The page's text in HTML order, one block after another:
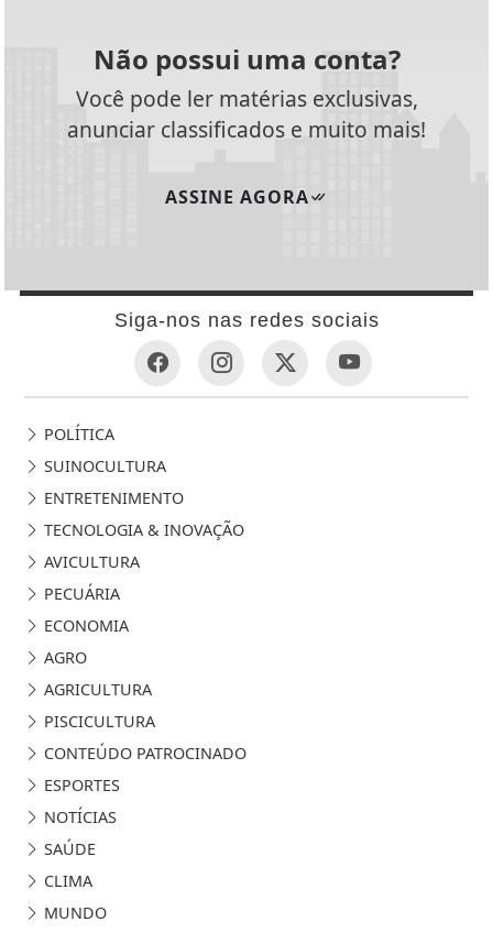
Não possui uma conta?
Você pode ler matérias exclusivas,
anunciar classificados e muito mais!
ASSINE AGORA
Siga-nos nas redes sociais
POLÍTICA
SUINOCULTURA
ENTRETENIMENTO
TECNOLOGIA & INOVAÇÃO
AVICULTURA
PECUÁRIA
ECONOMIA
AGRO
AGRICULTURA
PISCICULTURA
CONTEÚDO PATROCINADO
ESPORTES
NOTÍCIAS
SAÚDE
CLIMA
MUNDO